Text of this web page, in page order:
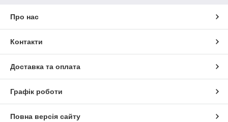
Про нас
Контакти
Доставка та оплата
Графік роботи
Повна версія сайту